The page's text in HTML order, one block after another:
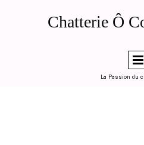
Généré le 2026-04-12 — Chatterie Ô
Chatterie Ô
La Passion du